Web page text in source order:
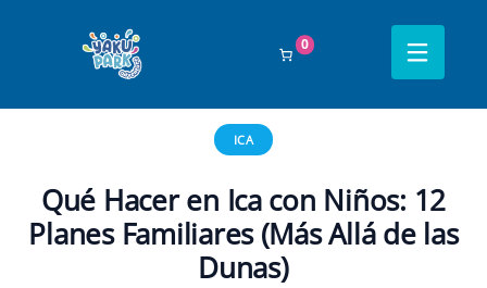
0
Blog›Ica›Qué Hacer en Ica con Niños: 12 Planes Familiares (Más
ICA
Qué Hacer en Ica con Niños: 12
Planes Familiares (Más Allá de las
Dunas)